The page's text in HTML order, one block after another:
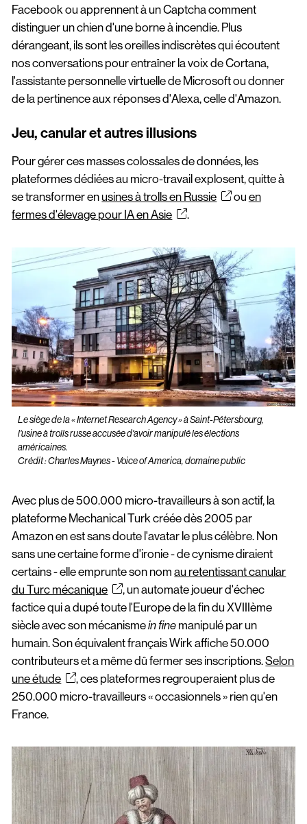
Facebook ou apprennent à un Captcha comment
distinguer un chien d'une borne à incendie. Plus
dérangeant, ils sont les oreilles indiscrètes qui écoutent
nos conversations pour entraîner la voix de Cortana,
l'assistante personnelle virtuelle de Microsoft ou donner
de la pertinence aux réponses d'Alexa, celle d'Amazon.
Jeu, canular et autres illusions
Pour gérer ces masses colossales de données, les
plateformes dédiées au micro-travail explosent, quitte à
se transformer enusines à trolls en Russie ouen
fermes d'élevage pour IA en Asie
.
Le siège de la « Internet Research Agency » à Saint-Pétersbourg,
l'usine à trolls russe accusée d'avoir manipulé les élections
américaines.
Crédit : Charles Maynes - Voice of America, domaine public
Avec plus de 500.000 micro-travailleurs à son actif, la
plateforme Mechanical Turk créée dès 2005 par
Amazon en est sans doute l'avatar le plus célèbre. Non
sans une certaine forme d'ironie - de cynisme diraient
certains - elle emprunte son nomau retentissant canular
du Turc mécanique
, un automate joueur d'échec
factice qui a dupé toute l'Europe de la fin du XVIIIème
siècle avec son mécanismein fine manipulé par un
humain. Son équivalent français Wirk affiche 50.000
contributeurs et a même dû fermer ses inscriptions.Selon
une étude
, ces plateformes regrouperaient plus de
250.000 micro-travailleurs « occasionnels » rien qu'en
France.